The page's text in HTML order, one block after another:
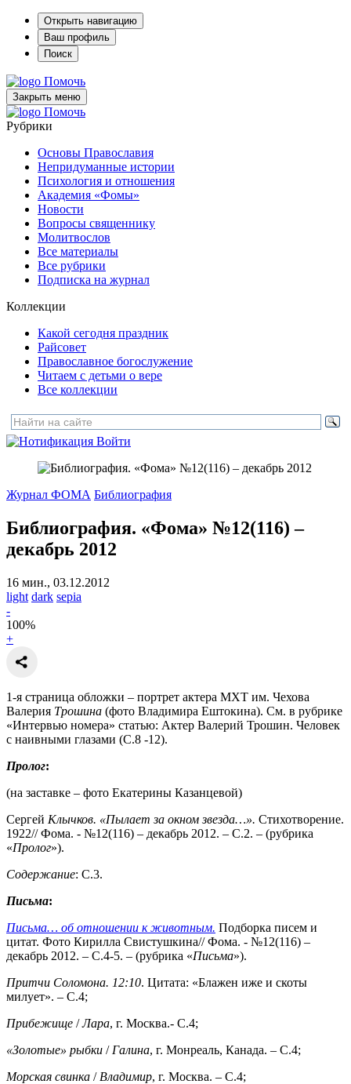
Открыть навигацию
Ваш профиль
Поиск
Помочь
Закрыть меню
Помочь
Рубрики
Основы Православия
Непридуманные истории
Психология и отношения
Академия «Фомы»
Новости
Вопросы священнику
Молитвослов
Все материалы
Все рубрики
Подписка на журнал
Коллекции
Какой сегодня праздник
Райсовет
Православное богослужение
Читаем с детьми о вере
Все коллекции
Войти
Журнал ФОМА Библиография
Библиография. «Фома» №12(116) –
декабрь 2012
16 мин., 03.12.2012
light dark sepia
-
100%
+
1-я страница обложки – портрет актера МХТ им. Чехова
Валерия Трошина (фото Владимира Ештокина). См. в рубрике
«Интервью номера» статью: Актер Валерий Трошин. Человек
с наивными глазами (С.8 -12).
Пролог:
(на заставке – фото Екатерины Казанцевой)
Сергей Клычков. «Пылает за окном звезда…». Стихотворение.
1922// Фома. - №12(116) – декабрь 2012. – С.2. – (рубрика
«Пролог»).
Содержание: С.3.
Письма:
Письма… об отношении к животным. Подборка писем и
цитат. Фото Кирилла Свистушкина// Фома. - №12(116) –
декабрь 2012. – С.4-5. – (рубрика «Письма»).
Притчи Соломона. 12:10. Цитата: «Блажен иже и скоты
милует». – С.4;
Прибежище /Лара, г. Москва.- С.4;
«Золотые» рыбки / Галина, г. Монреаль, Канада. – С.4;
Морская свинка / Владимир, г. Москва. – С.4;